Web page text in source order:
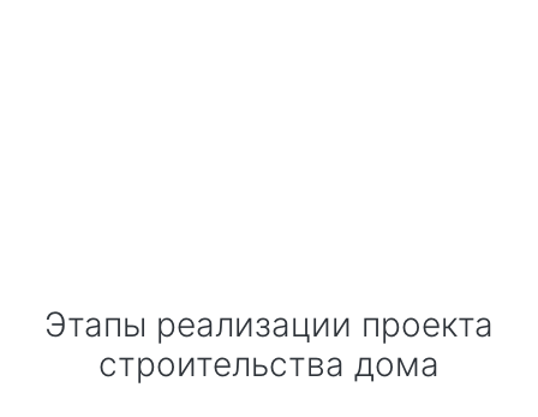
Этапы реализации проекта
строительства дома